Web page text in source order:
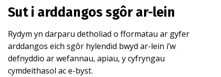
Sut i arddangos sgôr ar-lein
Rydym yn darparu detholiad o fformatau ar gyfer
arddangos eich sgôr hylendid bwyd ar-lein i’w
defnyddio ar wefannau, apiau, y cyfryngau
cymdeithasol ac e-byst.